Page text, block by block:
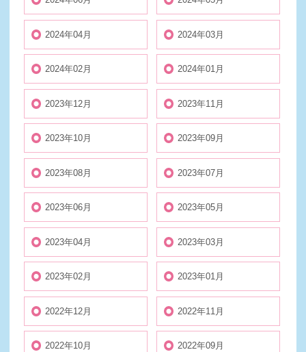
2024年04月 2024年03月
2024年02月 2024年01月
2023年12月 2023年11月
2023年10月 2023年09月
2023年08月 2023年07月
2023年06月 2023年05月
2023年04月 2023年03月
2023年02月 2023年01月
2022年12月 2022年11月
2022年10月 2022年09月